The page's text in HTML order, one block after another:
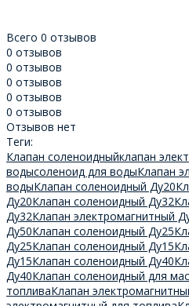
Всего 0 отзывов
0 отзывов
0 отзывов
0 отзывов
0 отзывов
0 отзывов
Отзывов нет
Теги:
Клапан соленоидныйклапан
водысоленоид для водыКлапан
водыКлапан соленоидный Ду20
Ду20Клапан соленоидный Ду32
Ду32Клапан электромагнитный
Ду50Клапан соленоидный Ду25
Ду25Клапан соленоидный Ду15
Ду15Клапан соленоидный Ду40
Ду40Клапан соленоидный для
топливаКлапан